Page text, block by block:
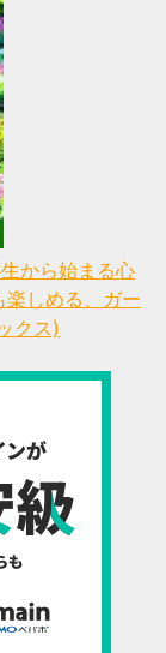
から始まる心
楽しめる、ガー
クス)